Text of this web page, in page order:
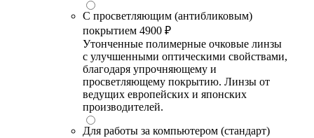
С просветляющим (антибликовым)
покрытием 4900 ₽
Утонченные полимерные очковые линзы
с улучшенными оптическими свойствами,
благодаря упрочняющему и
просветляющему покрытию. Линзы от
ведущих европейских и японских
производителей.
Для работы за компьютером (стандарт)